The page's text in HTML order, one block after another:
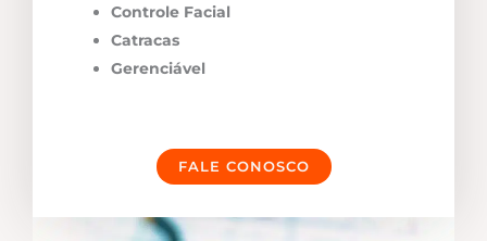
Controle Facial
Catracas
Gerenciável
FALE CONOSCO